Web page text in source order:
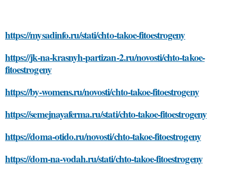
https://mysadinfo.ru/stati/chto-takoe-fitoestrogeny
https://jk-na-krasnyh-partizan-2.ru/novosti/chto-takoe-
fitoestrogeny
https://by-womens.ru/novosti/chto-takoe-fitoestrogeny
https://semejnayaferma.ru/stati/chto-takoe-fitoestrogeny
https://doma-otido.ru/novosti/chto-takoe-fitoestrogeny
https://dom-na-vodah.ru/stati/chto-takoe-fitoestrogeny